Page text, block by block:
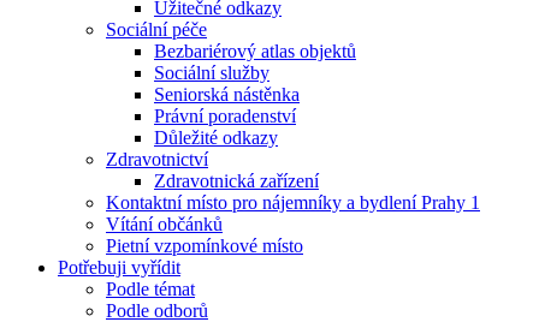
Užitečné odkazy
Sociální péče
Bezbariérový atlas objektů
Sociální služby
Seniorská nástěnka
Právní poradenství
Důležité odkazy
Zdravotnictví
Zdravotnická zařízení
Kontaktní místo pro nájemníky a bydlení Prahy 1
Vítání občánků
Pietní vzpomínkové místo
Potřebuji vyřídit
Podle témat
Podle odborů